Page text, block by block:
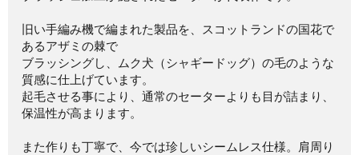
旧い手編み機で編まれた製品を、スコットランドの国花で
あるアザミの棘で
ブラッシングし、ムク犬（シャギードッグ）の毛のような
質感に仕上げています。
起毛させる事により、通常のセーターよりも目が詰まり、
保温性が高まります。
また作りも丁寧で、今では珍しいシームレス仕様。肩周り